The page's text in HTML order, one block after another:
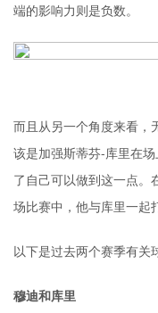
端的影响力则是负数。
而且从另一个角度来看，
该是加强斯蒂芬-库里在
了自己可以做到这一点。
场比赛中，他与库里一起
以下是过去两个赛季有关
穆迪和库里